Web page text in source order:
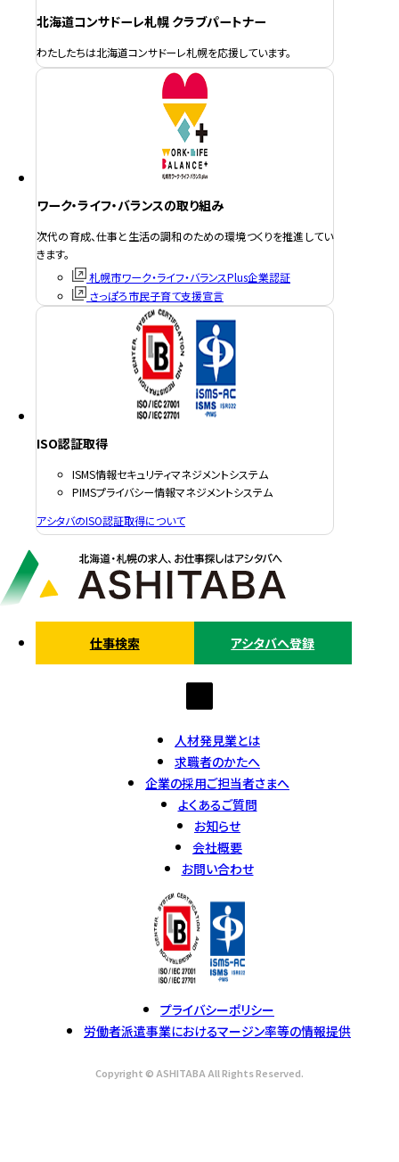
北海道コンサドーレ札幌 クラブパートナー
わたしたちは北海道コンサドーレ札幌を応援しています。
ワーク・ライフ・バランスの取り組み
次代の育成、仕事と生活の調和のための環境つくりを推進してい
きます。
札幌市ワーク・ライフ・バランスPlus企業認証
さっぽろ市民子育て支援宣言
ISO認証取得
ISMS情報セキュリティマネジメントシステム
PIMSプライバシー情報マネジメントシステム
アシタバのISO認証取得について
仕事検索 アシタバへ登録
人材発見業とは
求職者のかたへ
企業の採用ご担当者さまへ
よくあるご質問
お知らせ
会社概要
お問い合わせ
プライバシーポリシー
労働者派遣事業におけるマージン率等の情報提供
Copyright © ASHITABA All Rights Reserved.